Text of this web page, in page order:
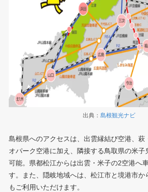
出典： 島根観光ナビ
島根県へのアクセスは、出雲縁結び空港、萩
オパーク空港に加え、隣接する鳥取県の米子
可能。県都松江からは出雲・米子の2空港へ
す。また、隠岐地域へは、松江市と境港市か
もご利用いただけます。